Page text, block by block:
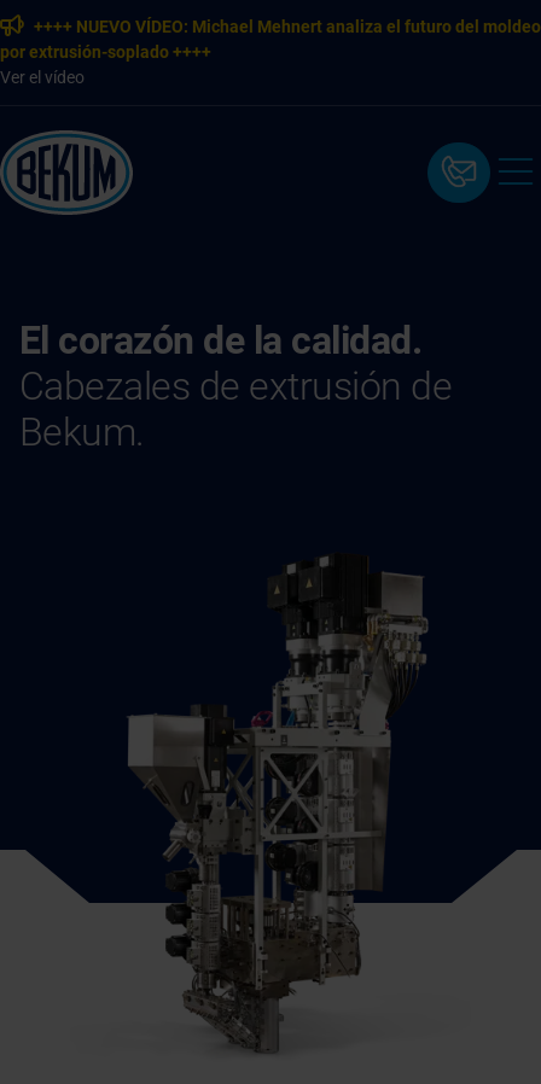
++++ NUEVO VÍDEO: Michael Mehnert analiza el futuro del moldeo
por extrusión-soplado ++++
Ver el vídeo
El corazón de la calidad.
Cabezales de extrusión de
Bekum.